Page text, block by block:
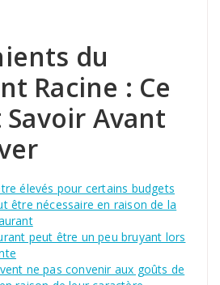
du
Racine : Ce
Savoir Avant
élevés pour certains budgets
être nécessaire en raison de la
peut être un peu bruyant lors
ne pas convenir aux goûts de